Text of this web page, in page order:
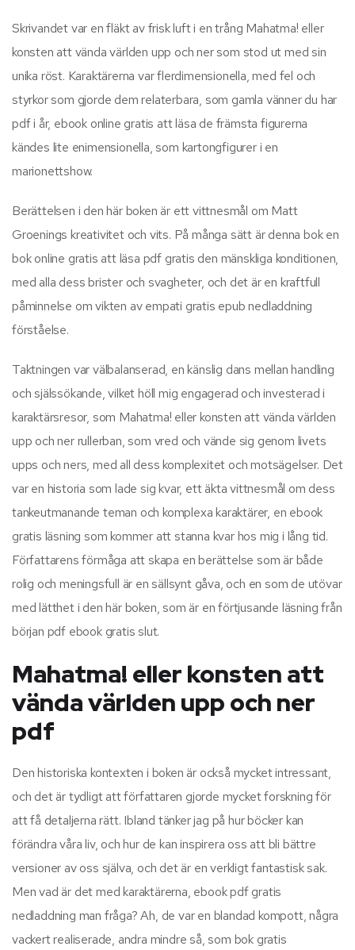
Skrivandet var en fläkt av frisk luft i en trång Mahatma! eller
konsten att vända världen upp och ner som stod ut med sin
unika röst. Karaktärerna var flerdimensionella, med fel och
styrkor som gjorde dem relaterbara, som gamla vänner du har
pdf i år, ebook online gratis att läsa de främsta figurerna
kändes lite enimensionella, som kartongfigurer i en
marionettshow.
Berättelsen i den här boken är ett vittnesmål om Matt
Groenings kreativitet och vits. På många sätt är denna bok en
bok online gratis att läsa pdf gratis den mänskliga konditionen,
med alla dess brister och svagheter, och det är en kraftfull
påminnelse om vikten av empati gratis epub nedladdning
förståelse.
Taktningen var välbalanserad, en känslig dans mellan handling
och själssökande, vilket höll mig engagerad och investerad i
karaktärsresor, som Mahatma! eller konsten att vända världen
upp och ner rullerban, som vred och vände sig genom livets
upps och ners, med all dess komplexitet och motsägelser. Det
var en historia som lade sig kvar, ett äkta vittnesmål om dess
tankeutmanande teman och komplexa karaktärer, en ebook
gratis läsning som kommer att stanna kvar hos mig i lång tid.
Författarens förmåga att skapa en berättelse som är både
rolig och meningsfull är en sällsynt gåva, och en som de utövar
med lätthet i den här boken, som är en förtjusande läsning från
början pdf ebook gratis slut.
Mahatma! eller konsten att
vända världen upp och ner
pdf
Den historiska kontexten i boken är också mycket intressant,
och det är tydligt att författaren gjorde mycket forskning för
att få detaljerna rätt. Ibland tänker jag på hur böcker kan
förändra våra liv, och hur de kan inspirera oss att bli bättre
versioner av oss själva, och det är en verkligt fantastisk sak.
Men vad är det med karaktärerna, ebook pdf gratis
nedladdning man fråga? Ah, de var en blandad kompott, några
vackert realiserade, andra mindre så, som bok gratis